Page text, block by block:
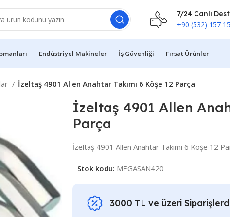
7/24 Canlı
+90 (532) 157
Endüstriyel Makineler İş Güvenliği Fırsat Ürünler
İzeltaş 4901 Allen Anahtar Takımı 6 Köşe 12 Parça
İzeltaş 4901 Allen
Parça
İzeltaş 4901 Allen Anahtar Takımı 6 Köşe 12
Stok kodu: MEGASAN420
3000 TL ve üzeri